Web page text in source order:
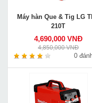
Máy hàn Que & Tig LG
210T
4,690,000 VNĐ
4,850,000 VNĐ
0